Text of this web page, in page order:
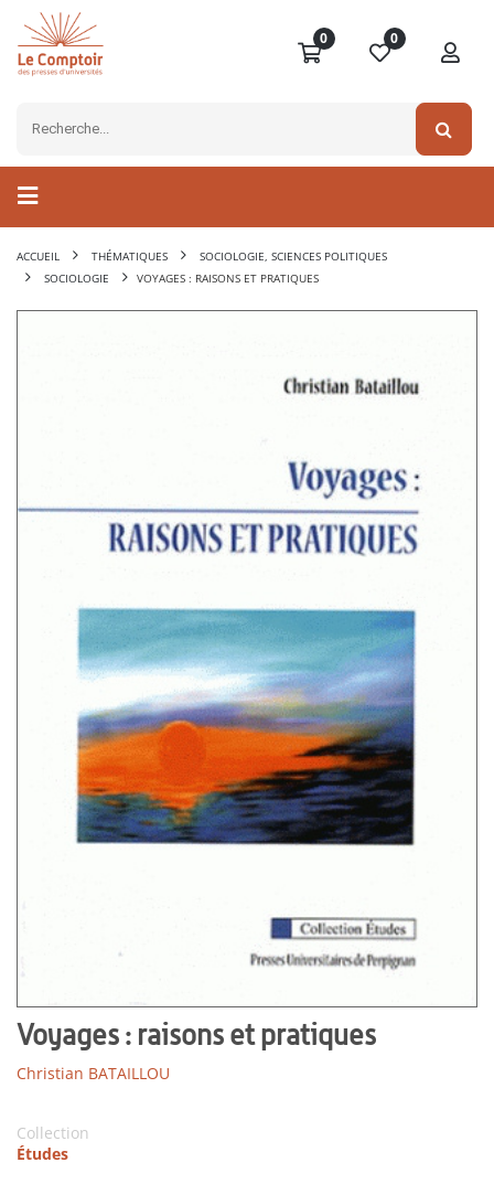
0 0
ACCUEIL THÉMATIQUES
SOCIOLOGIE, SCIENCES POLITIQUES
SOCIOLOGIE
VOYAGES : RAISONS ET PRATIQUES
Voyages : raisons et pratiques
Christian BATAILLOU
Collection
Études